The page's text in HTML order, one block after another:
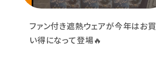
ファン付き遮熱ウェアが今年はお買
い得になって登場🔥